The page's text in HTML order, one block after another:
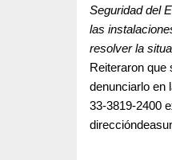
Seguridad del
las
resolver la
Reiteraron que
denunciarlo en
33-3819-2400
direcció